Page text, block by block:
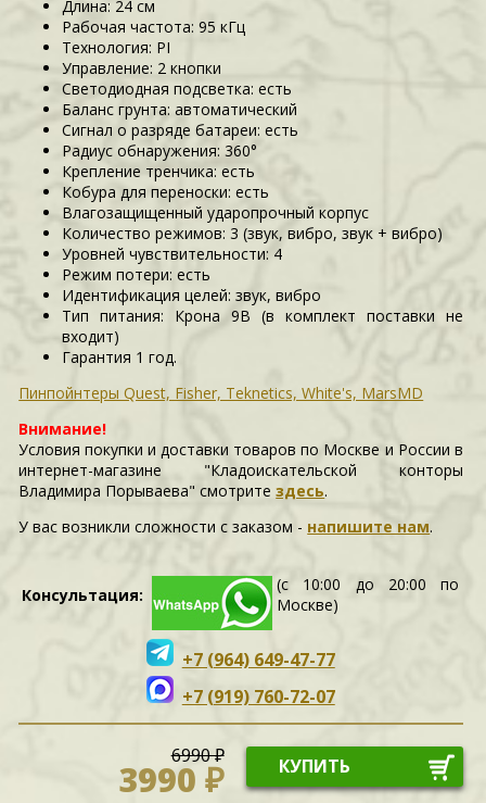
Длина: 24 см
Рабочая частота: 95 кГц
Технология: PI
Управление: 2 кнопки
Светодиодная подсветка: есть
Баланс грунта: автоматический
Сигнал о разряде батареи: есть
Радиус обнаружения: 360°
Крепление тренчика: есть
Кобура для переноски: есть
Влагозащищенный ударопрочный корпус
Количество режимов: 3 (звук, вибро, звук + вибро)
Уровней чувствительности: 4
Режим потери: есть
Идентификация целей: звук, вибро
Тип питания: Крона 9В (в комплект поставки не
входит)
Гарантия 1 год.
Пинпойнтеры Quest, Fisher, Teknetics, White's, MarsMD
Внимание!
Условия покупки и доставки товаров по Москве и России в
интернет-магазине "Кладоискательской конторы
Владимира Порываева" смотритездесь.
У вас возникли сложности c заказом - напишите нам.
Консультация:
(с 10:00 до 20:00 по
Москве)
+7 (964) 649-47-77
+7 (919) 760-72-07
6990 ₽
3990 ₽ КУПИТЬ